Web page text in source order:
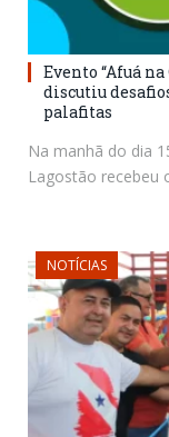
Evento “Afuá
discutiu
palafitas
Na manhã do dia
Lagostão recebeu
NOTÍCIAS